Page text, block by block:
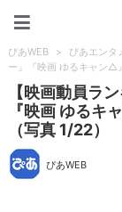
ぴあWEB > ぴあエンタ
ー』『映画 ゆるキャン△
【映画動員ラ
『映画 ゆるキ
（写真 1/22）
ぴあWEB